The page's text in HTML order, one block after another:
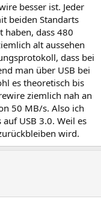
besser ist. Jeder
beiden Standarts
haben, dass 480
alt aussehen
dass bei
man über USB bei
es theoretisch bis
ziemlich nah an
50 MB/s. Also ich
USB 3.0. Weil es
wird.